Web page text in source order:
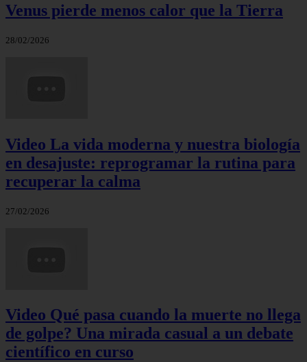
Venus pierde menos calor que la Tierra
28/02/2026
Video La vida moderna y nuestra biología
en desajuste: reprogramar la rutina para
recuperar la calma
27/02/2026
Video Qué pasa cuando la muerte no llega
de golpe? Una mirada casual a un debate
científico en curso